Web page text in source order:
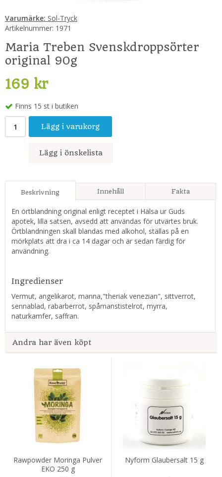
Varumärke: Sol-Tryck
Artikelnummer: 1971
Maria Treben Svenskdroppsörter
original 90g
169 kr
Finns 15 st i butiken
Lägg i varukorg
Lägg i önskelista
Beskrivning Innehåll Fakta
En örtblandning original enligt receptet i Hälsa ur Guds
apotek, lilla satsen, avsedd att användas för utvärtes bruk.
Örtblandningen skall blandas med alkohol, ställas på en
mörkplats att dra i ca 14 dagar och är sedan färdig för
användning.
Ingredienser
Vermut, angelikarot, manna,"theriak venezian", sittverrot,
sennablad, rabarberrot, spåmanstistelrot, myrra,
naturkamfer, saffran.
Andra har även köpt
Rawpowder Moringa Pulver
EKO 250 g
Nyform Glaubersalt 15 g